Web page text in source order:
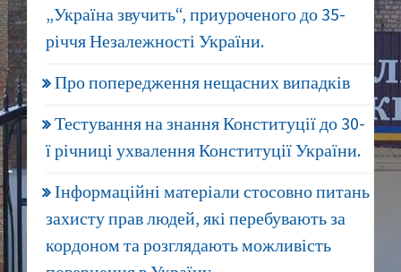
„Україна звучить“, приуроченого до 35-
річчя Незалежності України.
Про попередження нещасних випадків
Тестування на знання Конституції до 30-
ї річниці ухвалення Конституції України.
Інформаційні матеріали стосовно питань
захисту прав людей, які перебувають за
кордоном та розглядають можливість